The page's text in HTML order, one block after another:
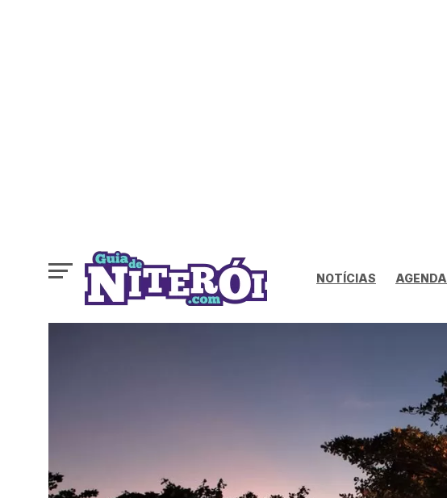
NOTÍCIAS AGENDA